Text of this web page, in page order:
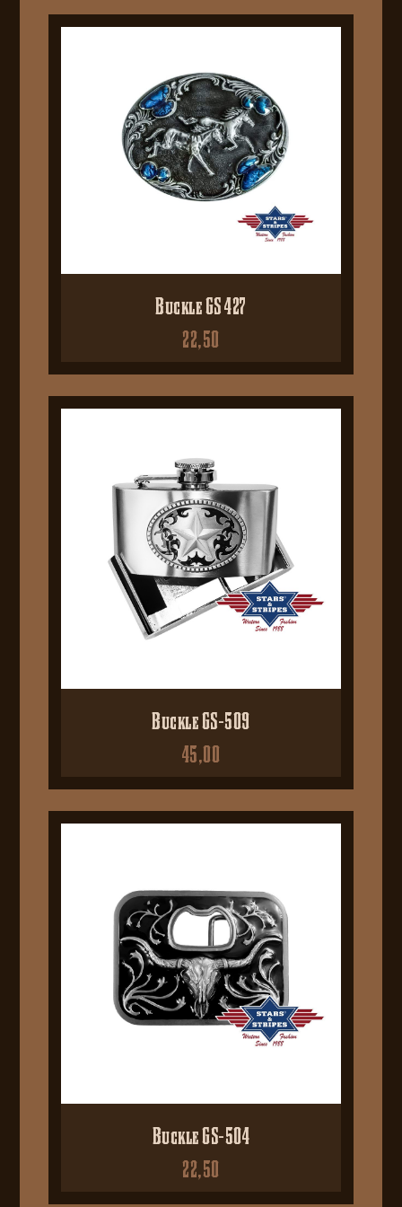
Buckle GS 427
22,50
Buckle GS-509
45,00
Buckle GS-504
22,50